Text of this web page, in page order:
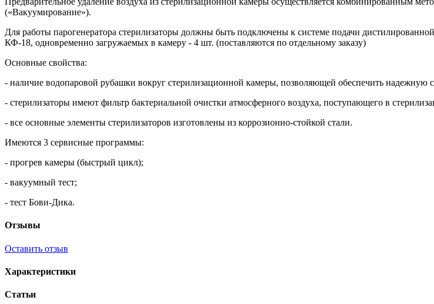
(«Вакуумирование»).
Для работы парогенератора стерилизаторы должны быть подключены к системе подачи
КФ-18, одновременно загружаемых в камеру - 4 шт. (поставляются по отдельному заказу)
Основные свойства:
- наличие водопаровой рубашки вокруг стерилизационной камеры, позволяющей обеспечить
- стерилизаторы имеют фильтр бактериальной очистки атмосферного воздуха, поступающего в
- все основные элементы стерилизаторов изготовлены из коррозионно-стойкой стали.
Имеются 3 сервисные программы:
- прогрев камеры (быстрый цикл);
- вакуумный тест;
- тест Бови-Дика.
Отзывы
Оставить отзыв
Характеристики
Статьи